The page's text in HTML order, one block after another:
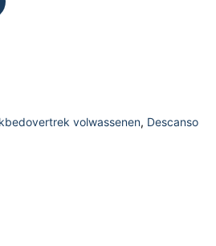
volwassenen, Descanso